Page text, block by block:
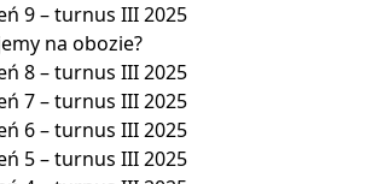
9 – turnus III 2025
na obozie?
8 – turnus III 2025
7 – turnus III 2025
6 – turnus III 2025
5 – turnus III 2025